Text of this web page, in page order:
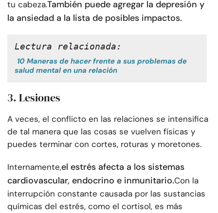
tu cabeza.También puede agregar la depresión y
la ansiedad a la lista de posibles impactos.
Lectura relacionada:
10 Maneras de hacer frente a sus problemas de
salud mental en una relación
3. Lesiones
A veces, el conflicto en las relaciones se intensifica
de tal manera que las cosas se vuelven físicas y
puedes terminar con cortes, roturas y moretones.
Internamente,el estrés afecta a los sistemas
cardiovascular, endocrino e inmunitario.Con la
interrupción constante causada por las sustancias
químicas del estrés, como el cortisol, es más